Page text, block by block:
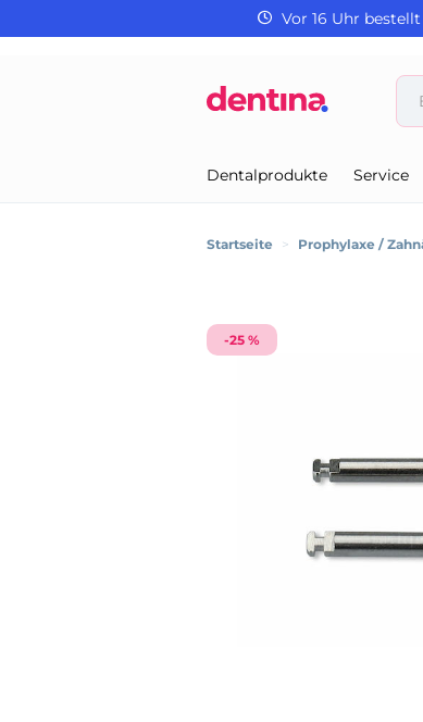
Vor 16 Uhr
Dentalprodukte Service
Startseite > Prophylaxe /
-25 %